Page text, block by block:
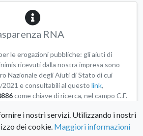
RNA
le erogazioni pubbliche: gli aiuti di
ricevuti dalla nostra impresa sono
Nazionale degli Aiuti di Stato di cui
2021 e consultabili al questo link,
come chiave di ricerca, nel campo C.F.
i nostri servizi. Utilizzando i nostri
dei cookie. Maggiori informazioni